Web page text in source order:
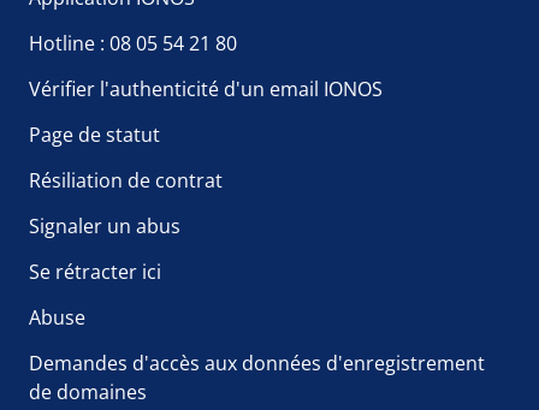
Hotline : 08 05 54 21 80
Vérifier l'authenticité d'un email IONOS
Page de statut
Résiliation de contrat
Signaler un abus
Se rétracter ici
Abuse
Demandes d'accès aux données d'enregistrement
de domaines